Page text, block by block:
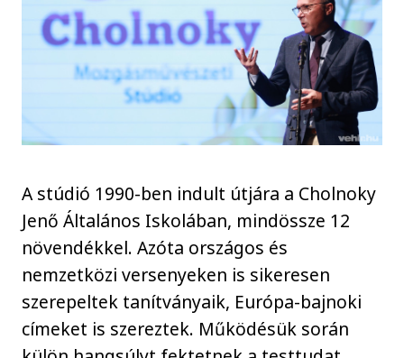
A stúdió 1990-ben indult útjára a Cholnoky
Jenő Általános Iskolában, mindössze 12
növendékkel. Azóta országos és
nemzetközi versenyeken is sikeresen
szerepeltek tanítványaik, Európa-bajnoki
címeket is szereztek. Működésük során